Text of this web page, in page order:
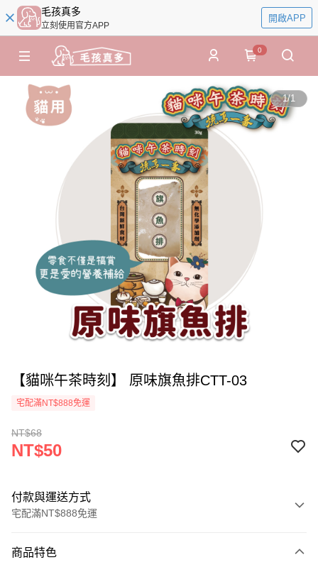
毛孩真多
立刻使用官方APP
開啟APP
0
1/1
【貓咪午茶時刻】 原味旗魚排CTT-03
宅配滿NT$888免運
NT$68
NT$50
付款與運送方式
宅配滿NT$888免運
信用卡一次付款
商品特色